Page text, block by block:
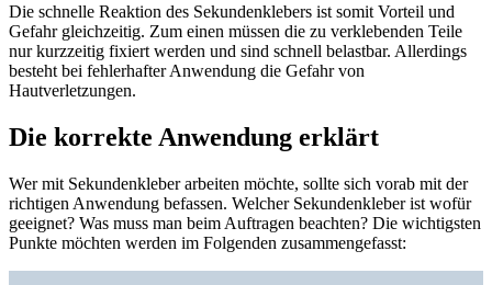
Die schnelle Reaktion des Sekundenklebers ist somit Vorteil und
Gefahr gleichzeitig. Zum einen müssen die zu verklebenden Teile
nur kurzzeitig fixiert werden und sind schnell belastbar. Allerdings
besteht bei fehlerhafter Anwendung die Gefahr von
Hautverletzungen.
Die korrekte Anwendung erklärt
Wer mit Sekundenkleber arbeiten möchte, sollte sich vorab mit der
richtigen Anwendung befassen. Welcher Sekundenkleber ist wofür
geeignet? Was muss man beim Auftragen beachten? Die wichtigsten
Punkte möchten werden im Folgenden zusammengefasst: